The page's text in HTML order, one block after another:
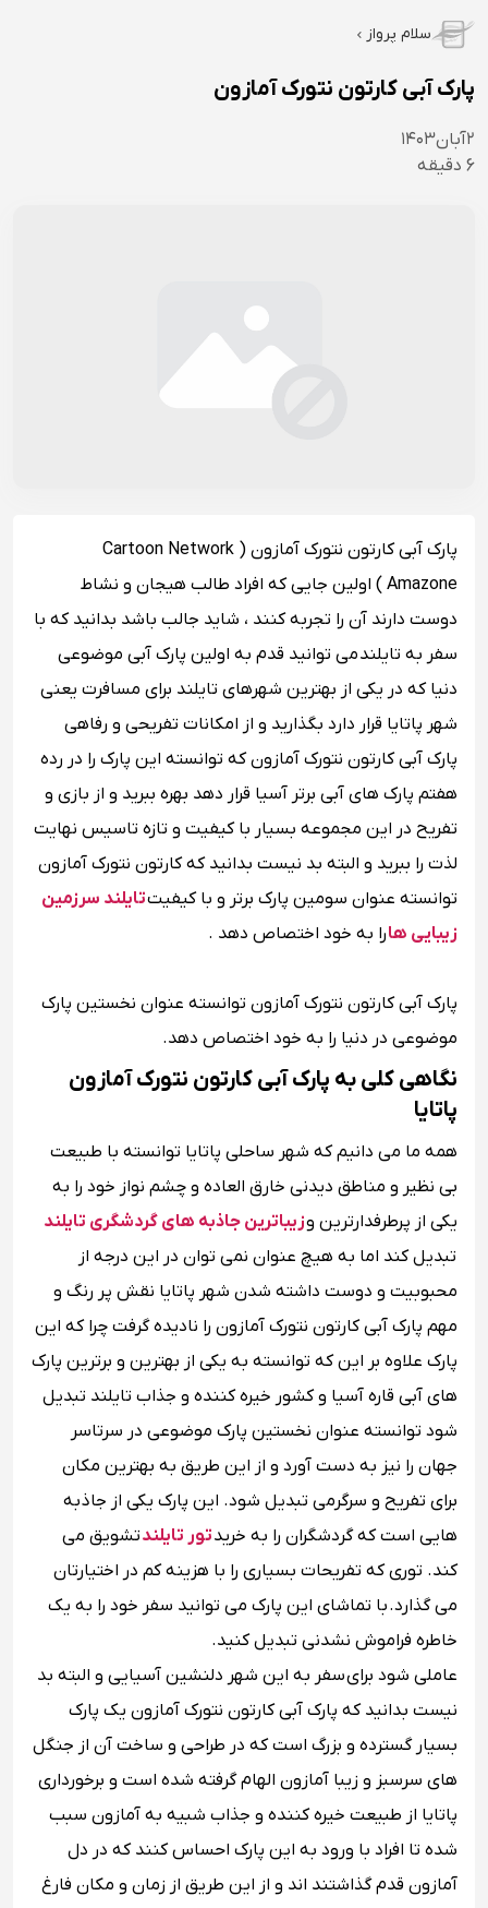
سلام پرواز
پارک آبی کارتون نتورک آمازون
۲آبان۱۴۰۳
6 دقیقه
پارک آبی کارتون نتورک آمازون ( Cartoon Network
Amazone ) اولین جایی که افراد طالب هیجان و نشاط
دوست دارند آن را تجربه کنند ، شاید جالب باشد بدانید که با
سفر به تایلند می توانید قدم به اولین پارک آبی موضوعی
دنیا که در یکی از بهترین شهرهای تایلند برای مسافرت یعنی
شهر پاتایا قرار دارد بگذارید و از امکانات تفریحی و رفاهی
پارک آبی کارتون نتورک آمازون که توانسته این پارک را در رده
هفتم پارک های آبی برتر آسیا قرار دهد بهره ببرید و از بازی و
تفریح در این مجموعه بسیار با کیفیت و تازه تاسیس نهایت
لذت را ببرید و البته بد نیست بدانید که کارتون نتورک آمازون
توانسته عنوان سومین پارک برتر و با کیفیتتایلند سرزمین
زیبایی هارا به خود اختصاص دهد .
پارک آبی کارتون نتورک آمازون توانسته عنوان نخستین پارک
موضوعی در دنیا را به خود اختصاص دهد.
نگاهی کلی به پارک آبی کارتون نتورک آمازون
پاتایا
همه ما می دانیم که شهر ساحلی پاتایا توانسته با طبیعت
بی نظیر و مناطق دیدنی خارق العاده و چشم نواز خود را به
یکی از پرطرفدارترین وزیباترین جاذبه های گردشگری تایلند
تبدیل کند اما به هیچ عنوان نمی توان در این درجه از
محبوبیت و دوست داشته شدن شهر پاتایا نقش پر رنگ و
مهم پارک آبی کارتون نتورک آمازون را نادیده گرفت چرا که این
پارک علاوه بر این که توانسته به یکی از بهترین و برترین پارک
های آبی قاره آسیا و کشور خیره کننده و جذاب تایلند تبدیل
شود توانسته عنوان نخستین پارک موضوعی در سرتاسر
جهان را نیز به دست آورد و از این طریق به بهترین مکان
برای تفریح و سرگرمی تبدیل شود. این پارک یکی از جاذبه
هایی است که گردشگران را به خریدتور تایلندتشویق می
کند. توری که تفریحات بسیاری را با هزینه کم در اختیارتان
می گذارد. با تماشای این پارک می توانید سفر خود را به یک
خاطره فراموش نشدنی تبدیل کنید.
عاملی شود برای سفر به این شهر دلنشین آسیایی و البته بد
نیست بدانید که پارک آبی کارتون نتورک آمازون یک پارک
بسیار گسترده و بزرگ است که در طراحی و ساخت آن از جنگل
های سرسبز و زیبا آمازون الهام گرفته شده است و برخورداری
پاتایا از طبیعت خیره کننده و جذاب شبیه به آمازون سبب
شده تا افراد با ورود به این پارک احساس کنند که در دل
آمازون قدم گذاشتند اند و از این طریق از زمان و مکان فارغ